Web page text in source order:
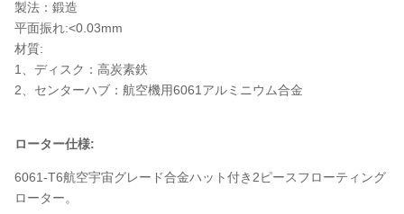
製法：鍛造
平面振れ:<0.03mm
材質:
1、ディスク：高炭素鉄
2、センターハブ：航空機用6061アルミニウム合金
ローター仕様:
6061-T6航空宇宙グレード合金ハット付き2ピースフローティング
ローター。